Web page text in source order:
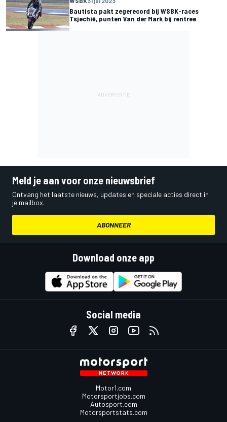
Bautista pakt zegerecord bij WSBK-races
Tsjechië, punten Van der Mark bij rentree
Meld je aan voor onze nieuwsbrief
Ontvang het laatste nieuws, updates en speciale acties direct in
je mailbox.
ABONNEER
Download onze app
Social media
Motor1.com
Motorsportjobs.com
Autosport.com
Motorsportstats.com